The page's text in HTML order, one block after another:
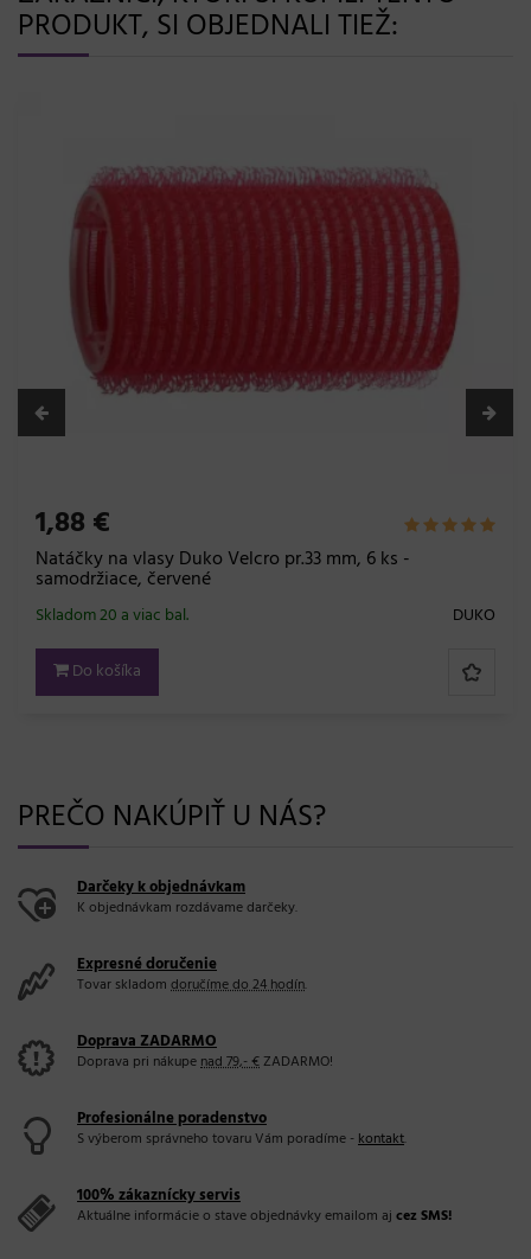
PRODUKT, SI OBJEDNALI TIEŽ:
pr.33 mm, 6 ks -
Čiapka na trvalú
1ks, strieborná
Skladom 20 a viac ks
Do košíka
PREČO NAKÚPIŤ U NÁS?
Darčeky k objednávkam
K objednávkam rozdávame darčeky.
Expresné doručenie
Tovar skladom doručíme do 24 hodín.
Doprava ZADARMO
Doprava pri nákupenad 79,- €ZADARMO!
Profesionálne poradenstvo
S výberom správneho tovaru Vám poradíme -kontakt.
100% zákaznícky servis
Aktuálne informácie o stave objednávky emailom aj cez SMS!